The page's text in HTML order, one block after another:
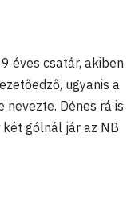
éves csatár, akiben
ugyanis a
nevezte. Dénes rá is
gólnál jár az NB